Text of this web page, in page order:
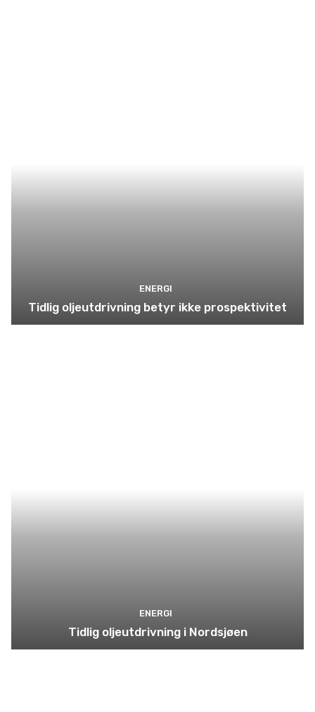
ENERGI
Tidlig oljeutdrivning betyr ikke prospektivitet
ENERGI
Tidlig oljeutdrivning i Nordsjøen